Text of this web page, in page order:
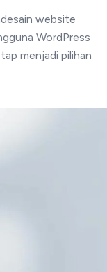
website
WordPress
menjadi pilihan